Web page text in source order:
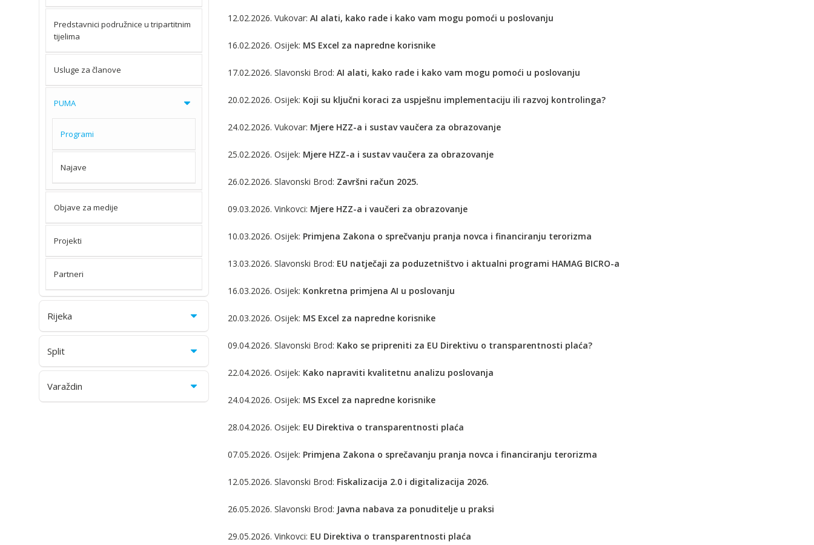
Predstavnici podružnice u tripartitnim
tijelima
Usluge za članove
PUMA
Programi
Najave
Objave za medije
Projekti
Partneri
Rijeka
Split
Varaždin
12.02.2026. Vukovar: AI alati, kako rade i kako vam mogu pomoći u poslovanju
16.02.2026. Osijek: MS Excel za napredne korisnike
17.02.2026. Slavonski Brod: AI alati, kako rade i kako vam mogu pomoći u poslovanju
20.02.2026. Osijek: Koji su ključni koraci za uspješnu implementaciju ili razvoj kontrolinga?
24.02.2026. Vukovar: Mjere HZZ-a i sustav vaučera za obrazovanje
25.02.2026. Osijek: Mjere HZZ-a i sustav vaučera za obrazovanje
26.02.2026. Slavonski Brod: Završni račun 2025.
09.03.2026. Vinkovci: Mjere HZZ-a i vaučeri za obrazovanje
10.03.2026. Osijek: Primjena Zakona o sprečvanju pranja novca i financiranju terorizma
13.03.2026. Slavonski Brod: EU natječaji za poduzetništvo i aktualni programi HAMAG BICRO-a
16.03.2026. Osijek: Konkretna primjena AI u poslovanju
20.03.2026. Osijek: MS Excel za napredne korisnike
09.04.2026. Slavonski Brod: Kako se pripreniti za EU Direktivu o transparentnosti plaća?
22.04.2026. Osijek: Kako napraviti kvalitetnu analizu poslovanja
24.04.2026. Osijek: MS Excel za napredne korisnike
28.04.2026. Osijek: EU Direktiva o transparentnosti plaća
07.05.2026. Osijek: Primjena Zakona o sprečavanju pranja novca i financiranju terorizma
12.05.2026. Slavonski Brod: Fiskalizacija 2.0 i digitalizacija 2026.
26.05.2026. Slavonski Brod: Javna nabava za ponuditelje u praksi
29.05.2026. Vinkovci: EU Direktiva o transparentnosti plaća